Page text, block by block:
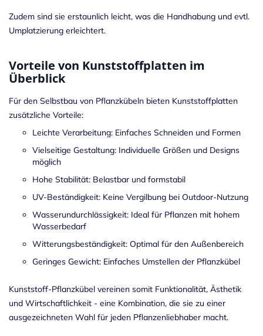
Zudem sind sie erstaunlich leicht, was die Handhabung und evtl.
Umplatzierung erleichtert.
Vorteile von Kunststoffplatten im
Überblick
Für den Selbstbau von Pflanzkübeln bieten Kunststoffplatten
zusätzliche Vorteile:
Leichte Verarbeitung: Einfaches Schneiden und Formen
Vielseitige Gestaltung: Individuelle Größen und Designs
möglich
Hohe Stabilität: Belastbar und formstabil
UV-Beständigkeit: Keine Vergilbung bei Outdoor-Nutzung
Wasserundurchlässigkeit: Ideal für Pflanzen mit hohem
Wasserbedarf
Witterungsbeständigkeit: Optimal für den Außenbereich
Geringes Gewicht: Einfaches Umstellen der Pflanzkübel
Kunststoff-Pflanzkübel vereinen somit Funktionalität, Ästhetik
und Wirtschaftlichkeit - eine Kombination, die sie zu einer
ausgezeichneten Wahl für jeden Pflanzenliebhaber macht.